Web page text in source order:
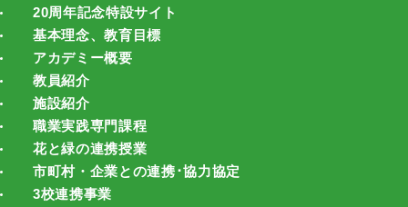
20周年記念特設サイト
基本理念、教育目標
アカデミー概要
教員紹介
施設紹介
職業実践専門課程
花と緑の連携授業
市町村・企業との連携･協力協定
3校連携事業